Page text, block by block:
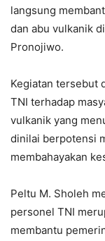
langsung
dan abu vulkanik
Pronojiwo.
Kegiatan tersebut
TNI terhadap
vulkanik yang
dinilai berpotensi
membahayakan
Peltu M. Sholeh
personel TNI
membantu